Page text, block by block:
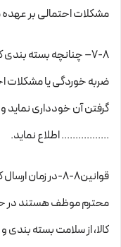
مشکلات احتمالی بر
۷-۸– چنانچه بسته بندی
ضربه خوردگی یا مشکلات
گرفتن آن خودداری نماید
................. اطلاع نماید.
قوانین۸-۸-در
محترم موظف هستند در
کالا، از سلامت بسته